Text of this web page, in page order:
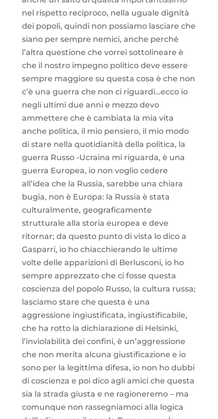
nel rispetto reciproco, nella uguale dignità
dei popoli, quindi non possiamo lasciare che
siano per sempre nemici, anche perché
l’altra questione che vorrei sottolineare è
che il nostro impegno politico deve essere
sempre maggiore su questa cosa è che non
c’è una guerra che non ci riguardi…ecco io
negli ultimi due anni e mezzo devo
ammettere che è cambiata la mia vita
anche politica, il mio pensiero, il mio modo
di stare nella quotidianità della politica, la
guerra Russo -Ucraina mi riguarda, è una
guerra Europea, io non voglio cedere
all’idea che la Russia, sarebbe una chiara
bugia, non è Europa: la Russia è stata
culturalmente, geograficamente
strutturale alla storia europea e deve
ritornar; da questo punto di vista lo dico a
Gasparri, io ho chiacchierando le ultime
volte delle apparizioni di Berlusconi, io ho
sempre apprezzato che ci fosse questa
coscienza del popolo Russo, la cultura russa;
lasciamo stare che questa è una
aggressione ingiustificata, ingiustificabile,
che ha rotto la dichiarazione di Helsinki,
l’inviolabilità dei confini, è un’aggressione
che non merita alcuna giustificazione e io
sono per la legittima difesa, io non ho dubbi
di coscienza e poi dico agli amici che questa
sia la strada giusta e ne ragioneremo – ma
comunque non rassegniamoci alla logica